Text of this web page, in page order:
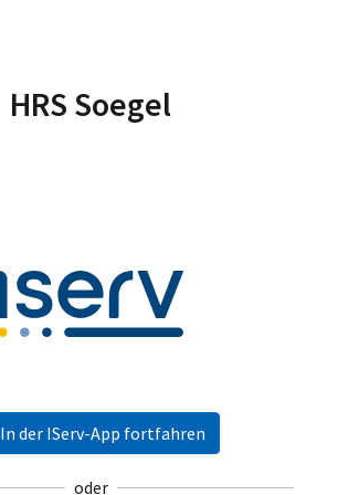
HRS Soegel
In der IServ-App fortfahren
oder